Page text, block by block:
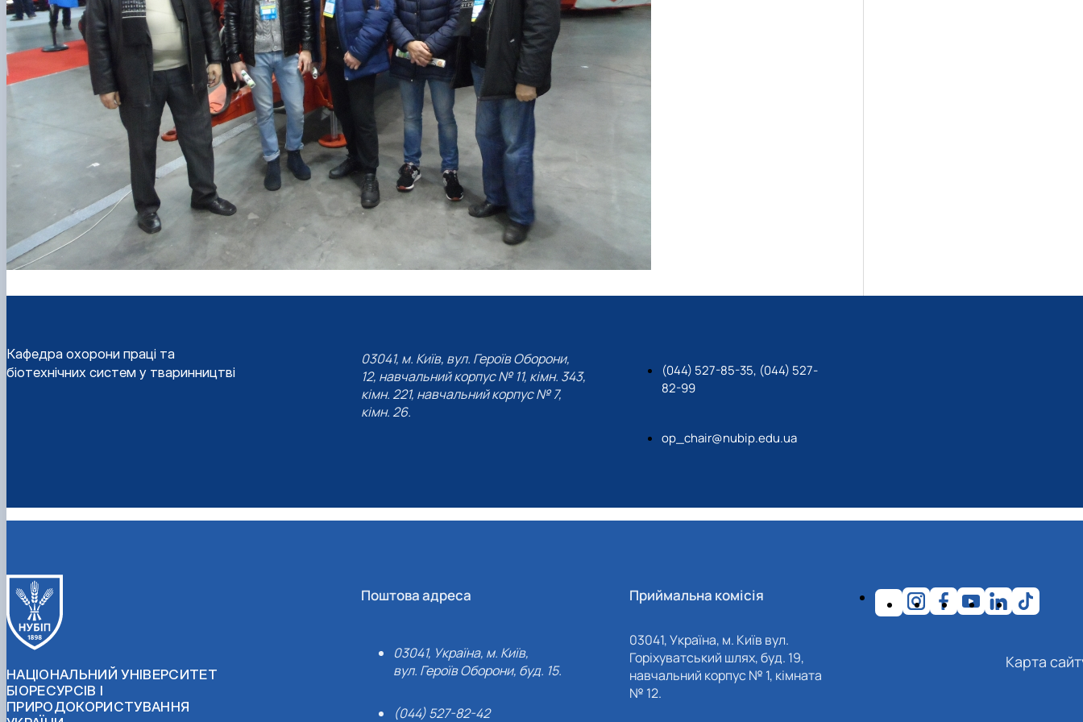
Кафедра охорони праці та
біотехнічних систем у тваринництві
03041, м. Київ, вул. Героїв Оборони,
12, навчальний корпус № 11, кімн. 343,
кімн. 221, навчальний корпус № 7,
кімн. 26.
(044) 527-85-35, (044) 527-
82-99
op_chair@nubip.edu.ua
НАЦІОНАЛЬНИЙ УНІВЕРСИТЕТ
БІОРЕСУРСІВ І
ПРИРОДОКОРИСТУВАННЯ
Поштова адреса
03041, Україна, м. Київ,
вул. Героїв Оборони, буд. 15.
(044) 527-82-42
Приймальна комісія
03041, Україна, м. Київ вул.
Горіхуватський шлях, буд. 19,
навчальний корпус № 1, кімната
№ 12.
Карта